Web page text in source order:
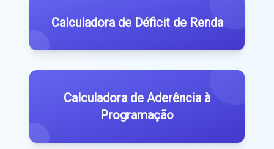
Calculadora de Déficit de Renda
Calculadora de Aderência à
Programação